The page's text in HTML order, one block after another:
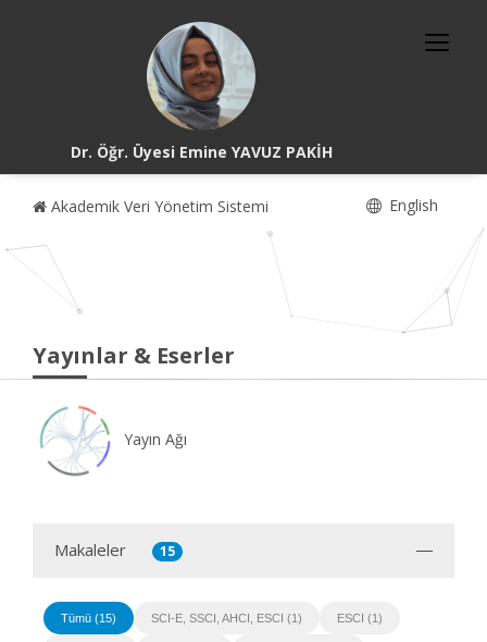
Dr. Öğr. Üyesi Emine YAVUZ PAKİH
Akademik Veri Yönetim Sistemi English
Yayınlar & Eserler
Yayın Ağı
Makaleler 15
Tümü (15) SCI-E, SSCI, AHCI, ESCI (1) ESCI (1)